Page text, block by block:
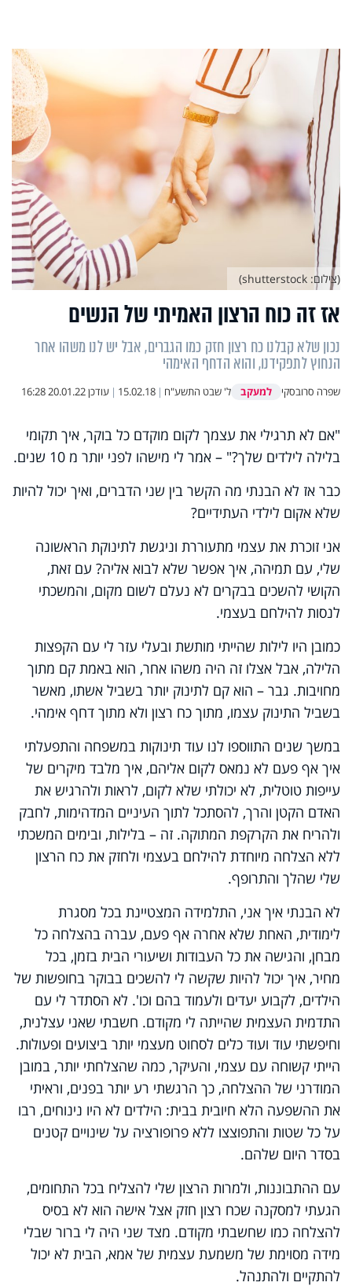
אז זה כוח הרצון האמיתי של הנשים
נכון שלא קבלנו כח רצון חזק כמו הגברים, אבל יש לנו משהו אחר
הנחוץ לתפקידנו, והוא הדחף האימהי
שפרה סרובסקי למעקב ל' שבט התשע"ח |
15.02.18
| עודכן20.01.22 16:28
(צילום: shutterstock)
"אם לא תרגילי את עצמך לקום מוקדם כל בוקר, איך תקומי
בלילה לילדים שלך?" – אמר לי מישהו לפני יותר מ 10 שנים.
כבר אז לא הבנתי מה הקשר בין שני הדברים, ואיך יכול להיות
שלא אקום לילדי העתידיים?
אני זוכרת את עצמי מתעוררת וניגשת לתינוקת הראשונה
שלי, עם תמיהה, איך אפשר שלא לבוא אליה? עם זאת,
הקושי להשכים בבקרים לא נעלם לשום מקום, והמשכתי
לנסות להילחם בעצמי.
כמובן היו לילות שהייתי מותשת ובעלי עזר לי עם הקפצות
הלילה, אבל אצלו זה היה משהו אחר, הוא באמת קם מתוך
מחויבות. גבר – הוא קם לתינוק יותר בשביל אשתו, מאשר
בשביל התינוק עצמו, מתוך כח רצון ולא מתוך דחף אימהי.
במשך שנים התווספו לנו עוד תינוקות במשפחה והתפעלתי
איך אף פעם לא נמאס לקום אליהם, איך מלבד מיקרים של
עייפות טוטלית, לא יכולתי שלא לקום, לראות ולהרגיש את
האדם הקטן והרך, להסתכל לתוך העיניים המדהימות, לחבק
ולהריח את הקרקפת המתוקה. זה – בלילות, ובימים המשכתי
ללא הצלחה מיוחדת להילחם בעצמי ולחזק את כח הרצון
שלי שהלך והתרופף.
לא הבנתי איך אני, התלמידה המצטיינת בכל מסגרת
לימודית, האחת שלא אחרה אף פעם, עברה בהצלחה כל
מבחן, והגישה את כל העבודות ושיעורי הבית בזמן, בכל
מחיר, איך יכול להיות שקשה לי להשכים בבוקר בחופשות של
הילדים, לקבוע יעדים ולעמוד בהם וכו'. לא הסתדר לי עם
התדמית העצמית שהייתה לי מקודם. חשבתי שאני עצלנית,
וחיפשתי עוד ועוד כלים לסחוט מעצמי יותר ביצועים ופעולות.
הייתי קשוחה עם עצמי, והעיקר, כמה שהצלחתי יותר, במובן
המודרני של ההצלחה, כך הרגשתי רע יותר בפנים, וראיתי
את ההשפעה הלא חיובית בבית: הילדים לא היו נינוחים, רבו
על כל שטות והתפוצצו ללא פרופורציה על שינויים קטנים
בסדר היום שלהם.
עם ההתבוננות, ולמרות הרצון שלי להצליח בכל התחומים,
הגעתי למסקנה שכח רצון חזק אצל אישה הוא לא בסיס
להצלחה כמו שחשבתי מקודם. מצד שני היה לי ברור שבלי
מידה מסוימת של משמעת עצמית של אמא, הבית לא יכול
להתקיים ולהתנהל.